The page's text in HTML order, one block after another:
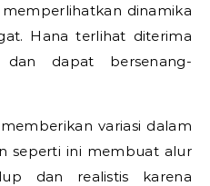
dinamika
Hana terlihat diterima
dan dapat bersenang-
variasi dalam
seperti ini membuat alur
dan realistis karena